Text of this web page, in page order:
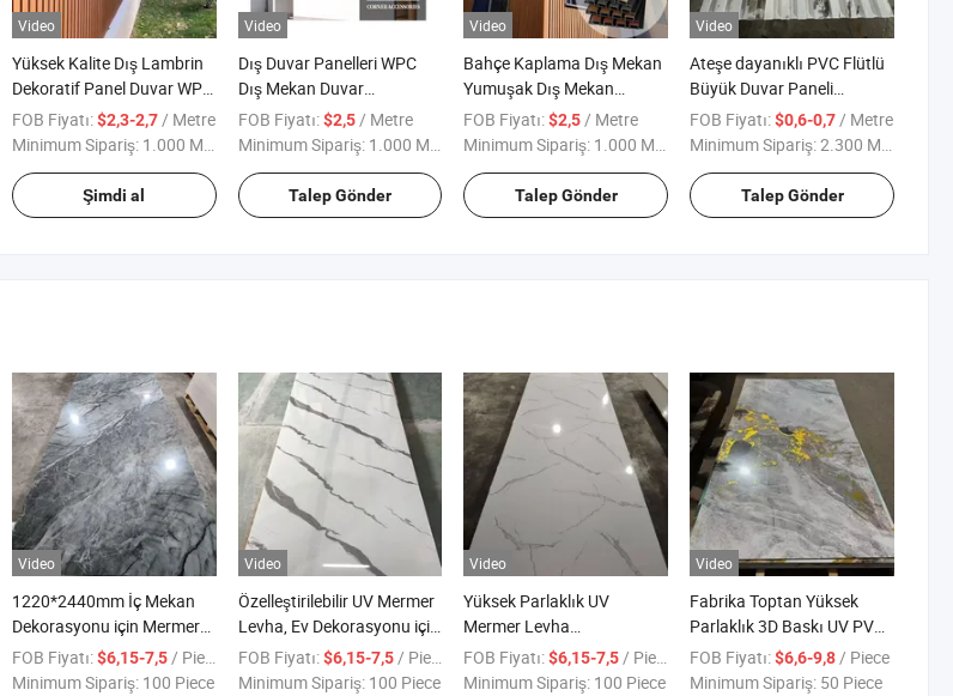
Video
Yüksek Kalite Dış Lambrin
Dekoratif Panel Duvar WPC
3D Fabrika Fiyatı PVC Dış
Duvar Panelleri
FOB Fiyatı:$2,3-2,7 / Metre
Minimum Sipariş: 1.000 Metre
Şimdi al
Video
Dış Duvar Panelleri WPC
Dış Mekan Duvar
Dekorasyon Panelleri Dış
Mekan Izgara Duvar Paneli
WPC UV Dayanıklı Dış
Duvar Kaplaması
FOB Fiyatı:$2,5 / Metre
Minimum Sipariş: 1.000 Metre
Talep Gönder
Video
Bahçe Kaplama Dış Mekan
Yumuşak Dış Mekan
Laminat Kaplama 3D
Dekorasyon UV Dış Mekan
Plastik Kompozit Kaplama
WPC Duvar Paneli
FOB Fiyatı:$2,5 / Metre
Minimum Sipariş: 1.000 Metre
Talep Gönder
Video
Ateşe dayanıklı PVC Flütlü
Büyük Duvar Paneli
Zararsız WPC Duvar
Kaplaması PVC Ahşap
Duvar Paneli 160mm WPC
Kirişler İç Mekan Bölmesi
FOB Fiyatı:$0,6-0,7 / Metre
Minimum Sipariş:2.300 Metre
Talep Gönder
Video
1220*2440mm İç Mekan
Dekorasyonu için Mermer
Görünümlü UV Kaplamalı
PVC Duvar Paneli
FOB Fiyatı:$6,15-7,5/ Piece
Minimum Sipariş: 100 Piece
Video
Özelleştirilebilir UV Mermer
Levha, Ev Dekorasyonu için
Doğal Mermer Alternatifi
FOB Fiyatı:$6,15-7,5/ Piece
Minimum Sipariş: 100 Piece
Video
Yüksek Parlaklık UV
Mermer Levha
1220*2440mm Yapay
Mermer İç Mekan Duvar
FOB Fiyatı:$6,15-7,5/ Piece
Minimum Sipariş: 100 Piece
Video
Fabrika Toptan Yüksek
Parlaklık 3D Baskı UV PVC
Mermer Panel WPC Duvar
Kaplama Levhası
FOB Fiyatı:$6,6-9,8/ Piece
Minimum Sipariş: 50 Piece